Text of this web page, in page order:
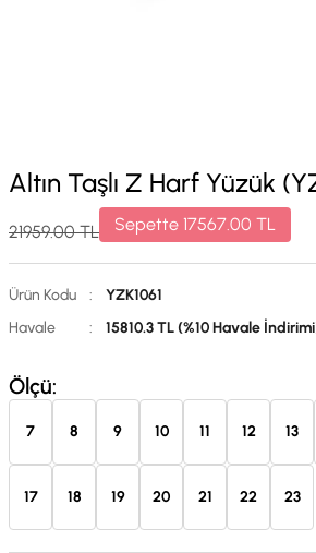
Altın Taşlı Z Harf Yüzük
21959.00TL Sepette 17567.00 TL
Ürün Kodu :
YZK1061
Havale
: 15810.3 TL (%10 Havale
Ölçü:
7 8 9 10 11 12 13
17 18 19 20 21 22 23